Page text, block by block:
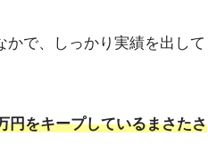
で、しっかり実績を出して
円をキープしているまさたさ